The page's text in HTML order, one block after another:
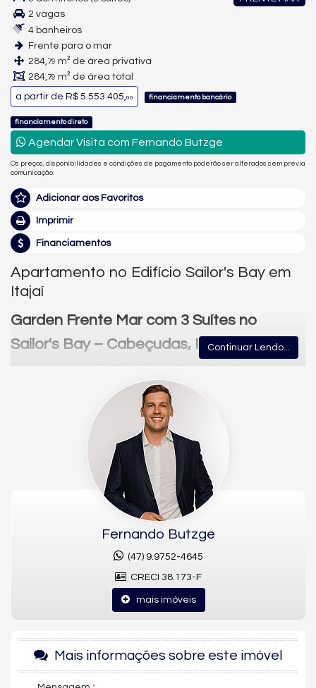
2 vagas
4 banheiros
Frente para o mar
284,79 m² de área privativa
284,79 m² de área total
a partir de R$ 5.553.405,00 financiamento bancário
financiamento direto
Agendar Visita com Fernando Butzge
Os preços, disponibilidades e condições de pagamento poderão ser alterados sem prévia
comunicação.
Adicionar aos Favoritos
Imprimir
Financiamentos
Apartamento no Edifício Sailor's Bay em
Itajaí
Garden Frente Mar com 3 Suítes no
Sailor's Bay – Cabeçudas, Itajaí
apartamento garden frente mar no Sailor's Bay tem 284,79 m²
privativos, com 3 dormitórios sendo 3 suítes, 4 banheiros e 2
vagas de garagem. A unidade reúne living, sala de estar, sala
de jantar, cozinha, lavabo e jardim, com sacada técnica e
churrasqueira, além de piscina privativa e área de serviço. O
condomínio aceita pet.
Acabamentos
O imóvel conta com acabamento em gesso, fechadura
eletrônica, piso porcelanato, piso vinílico, infraestrutura para ar-
condicionado split e aquecimento de água, reunindo qualidade
construtiva em cada ambiente, com vista mar.
Estrutura do Sailor's Bay
O empreendimento oferece piscina, piscina infantil, rooftop,
espaço fitness, espaço gourmet, salão de festas, estar social,
quiosque externo, deck molhado, automação predial, hall
segurança, gás central, infraestrutura para veículos elétricos,
painéis de energia solar, medidores individuais, elevador e
Continuar Lendo...
Fernando Butzge
(47) 9.9752-4645
CRECI 38.173-F
mais imóveis
Mais informações sobre este imóvel